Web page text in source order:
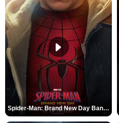
Spider-Man: Brand New Day Bande-annonce VO STFR